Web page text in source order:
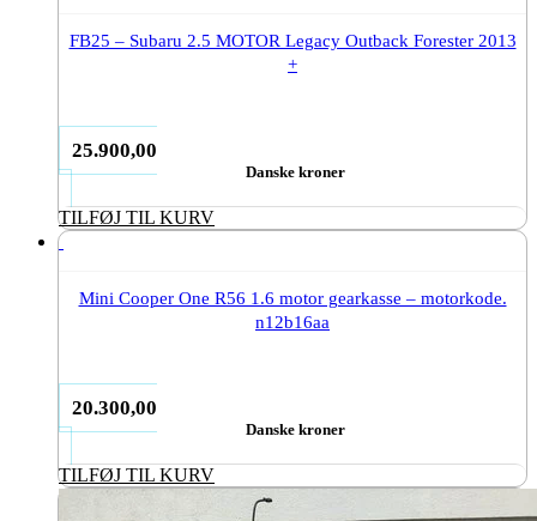
FB25 – Subaru 2.5 MOTOR Legacy Outback Forester 2013
+
25.900,00
Danske kroner
TILFØJ TIL KURV
Mini Cooper One R56 1.6 motor gearkasse – motorkode.
n12b16aa
20.300,00
Danske kroner
TILFØJ TIL KURV